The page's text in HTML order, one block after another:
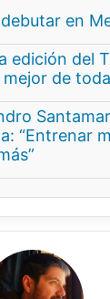
en
edición del
de
“Entrenar